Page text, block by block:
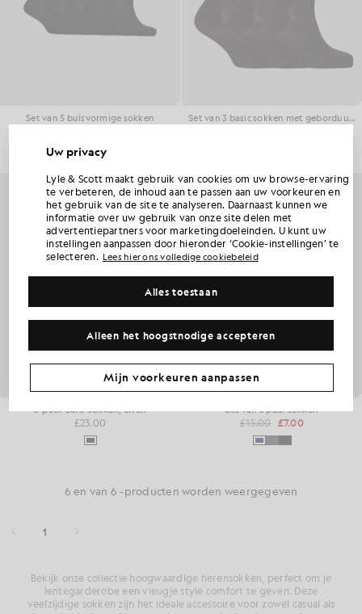
Set van 5 buisvormige sokken Set van 3 basic sokken met geborduurde adelaar
5-pack Core-sokken, effen
£23.00
Set van 3 paar sokken
£15.00 £7.00
6 en van 6 -producten worden weergegeven
1
Bekijk onze collectie hoogwaardige herensokken, perfect om je
lentegarderobe een vleugje style comfort te geven. Deze
veelzijdige sokken zijn het ideale accessoire voor zowel casual als
Uw privacy
Lyle & Scott maakt gebruik van cookies om uw browse-ervaring
te verbeteren, de inhoud aan te passen aan uw voorkeuren en
het gebruik van de site te analyseren. Daarnaast kunnen we
informatie over uw gebruik van onze site delen met
advertentiepartners voor marketingdoeleinden. U kunt uw
instellingen aanpassen door hieronder ‘Cookie-instellingen’ te
selecteren. Lees hier ons volledige cookiebeleid
Alleen het hoogstnodige accepteren
Alles toestaan
Mijn voorkeuren aanpassen
ONTVANG 15% KORTING OP JE EERSTE
BESTELLING
Word lid van Club Lyle & Scott en ontvang als eerste informatie over nieuwe collecties,
samenwerkingen en seizoensuitverkoop exclusief voor leden, plus een unieke
welkomstcode waarmee je 15% korting krijgt.
Heeft u nog andere communicatievoorkeuren?
MIJN AANBIEDING CLAIMEN